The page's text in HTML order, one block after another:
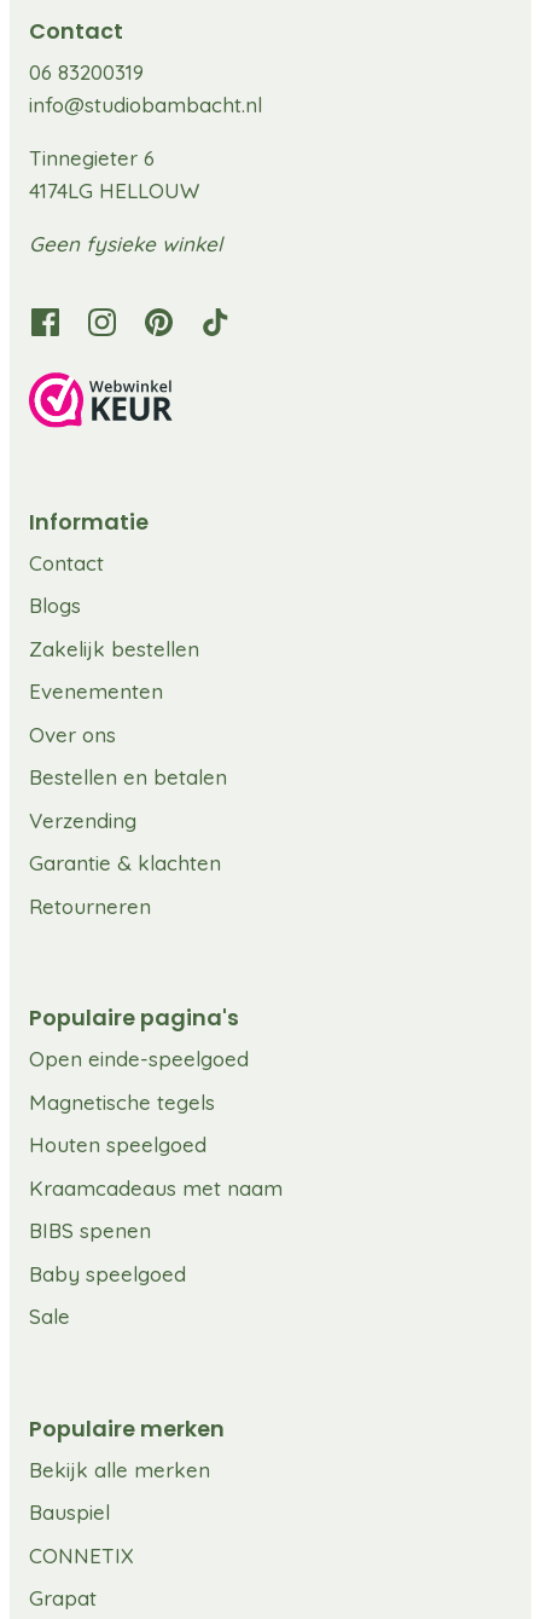
Contact
06 83200319
info@studiobambacht.nl
Tinnegieter 6
4174LG HELLOUW
Geen fysieke winkel
Informatie
Contact
Blogs
Zakelijk bestellen
Evenementen
Over ons
Bestellen en betalen
Verzending
Garantie & klachten
Retourneren
Populaire pagina's
Open einde-speelgoed
Magnetische tegels
Houten speelgoed
Kraamcadeaus met naam
BIBS spenen
Baby speelgoed
Sale
Populaire merken
Bekijk alle merken
Bauspiel
CONNETIX
Grapat